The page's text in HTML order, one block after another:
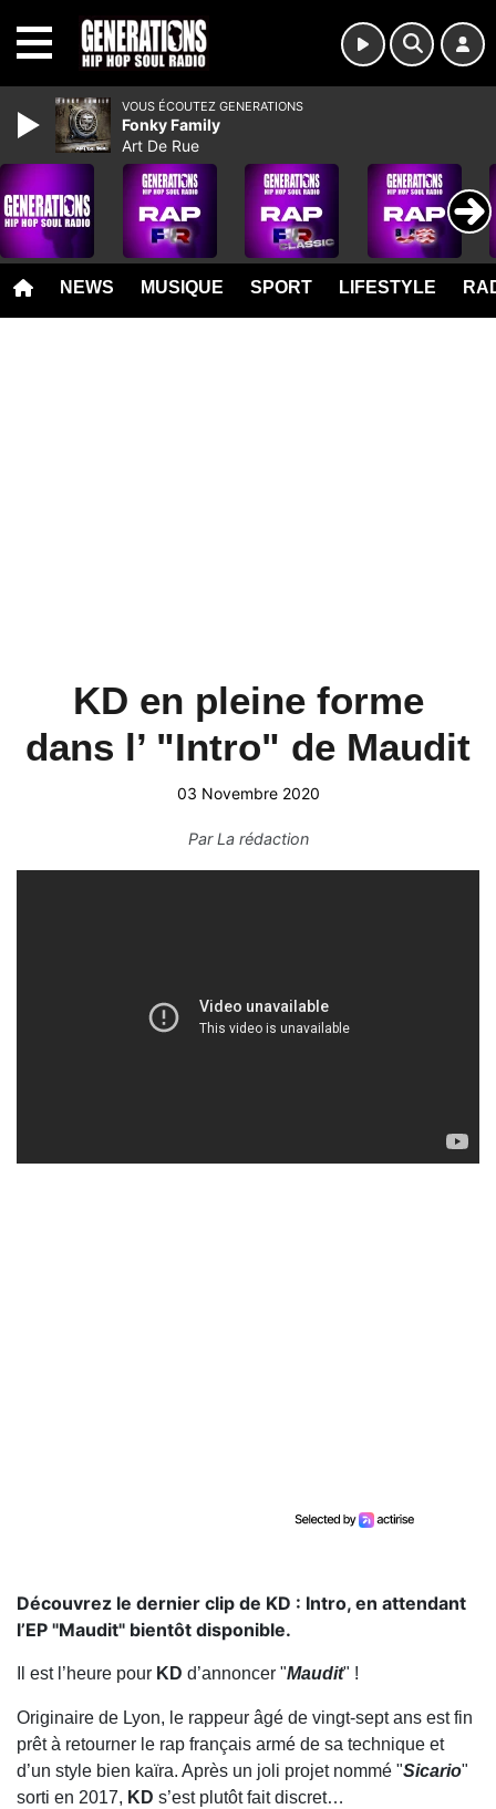
NEWS MUSIQUE SPORT LIFESTYLE
KD en pleine forme
dans l’ "Intro" de Maudit
03 Novembre 2020
ParLa rédaction
Découvrez le dernier clip de KD : Intro, en attendant
l’EP "Maudit" bientôt disponible.
Il est l’heure pour KD d’annoncer "Maudit" !
Originaire de Lyon, le rappeur âgé de vingt-sept ans est fin
prêt à retourner le rap français armé de sa technique et
d’un style bien kaïra. Après un joli projet nommé "Sicario"
sorti en 2017, KD s’est plutôt fait discret…
VOUS ÉCOUTEZ GENERATIONS
Fonky Family
Art De Rue